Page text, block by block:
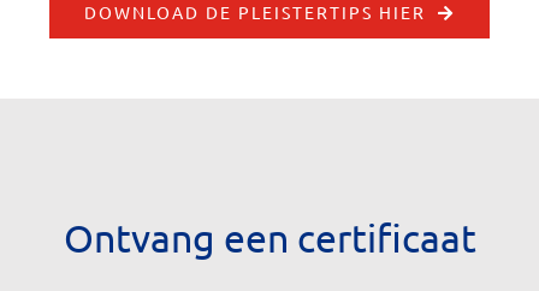
DOWNLOAD DE PLEISTERTIPS HIER
Ontvang een certificaat